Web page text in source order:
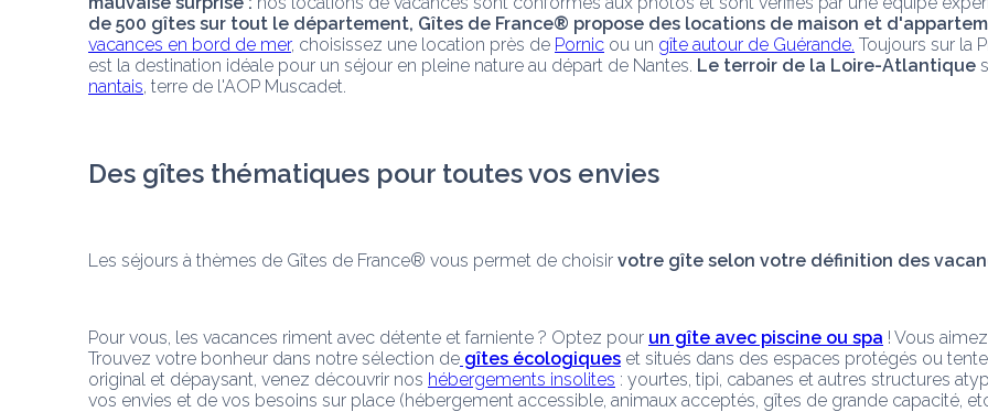
de 500 gîtes sur tout le département, Gîtes de France® propose des locations de maison et
vacances en bord de mer, choisissez une location près de Pornic ou un gîte autour de Guérande. Toujours sur la
est la destination idéale pour un séjour en pleine nature au départ de Nantes. Le terroir de la Loire-Atlantique
nantais, terre de l'AOP Muscadet.
Des gîtes thématiques pour toutes vos envies
Les séjours à thèmes de Gîtes de France® vous permet de choisir votre gîte selon votre définition des
Pour vous, les vacances riment avec détente et farniente ? Optez pour un gîte avec piscine ou spa ! Vous
Trouvez votre bonheur dans notre sélection de gîtes écologiques et situés dans des espaces protégés ou
original et dépaysant, venez découvrir nos hébergements insolites : yourtes, tipi, cabanes et autres structures
vos envies et de vos besoins sur place (hébergement accessible, animaux acceptés, gîtes de grande capacité,